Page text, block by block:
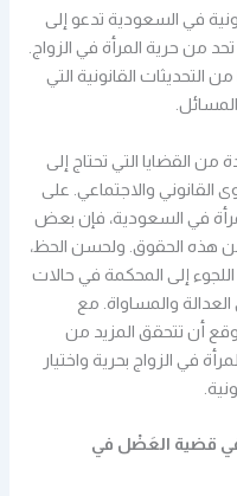
في السعودية تدعو إلى
من حرية المرأة في الزواج.
القانونية التي
من القضايا التي تحتاج إلى
القانوني والاجتماعي. على
في السعودية، فإن بعض
من هذه الحقوق. ولحسن الحظ،
اللجوء إلى المحكمة في حالات
والمساواة. مع
أن تتحقق المزيد من
في الزواج بحرية واختيار
في قضية العَضْل في